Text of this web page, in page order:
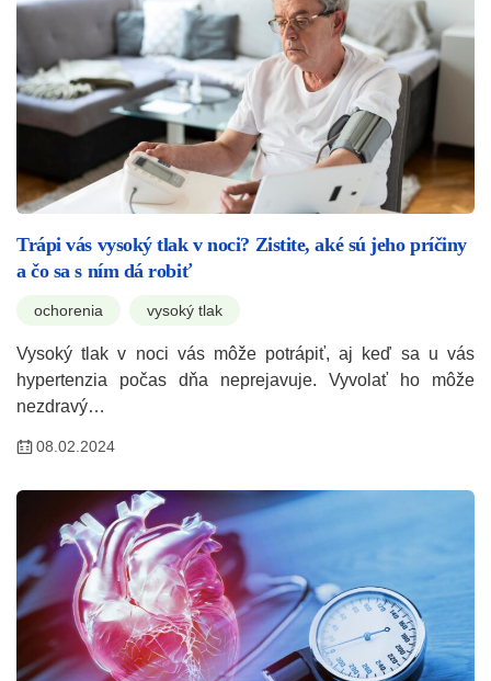
Trápi vás vysoký tlak v noci? Zistite, aké sú jeho príčiny
a čo sa s ním dá robiť
ochorenia vysoký tlak
Vysoký tlak v noci vás môže potrápiť, aj keď sa u vás
hypertenzia počas dňa neprejavuje. Vyvolať ho môže
nezdravý…
08.02.2024